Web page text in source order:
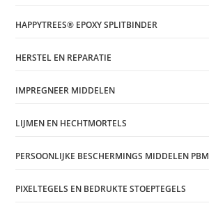
HAPPYTREES® EPOXY SPLITBINDER
HERSTEL EN REPARATIE
IMPREGNEER MIDDELEN
LIJMEN EN HECHTMORTELS
PERSOONLIJKE BESCHERMINGS MIDDELEN PBM
PIXELTEGELS EN BEDRUKTE STOEPTEGELS